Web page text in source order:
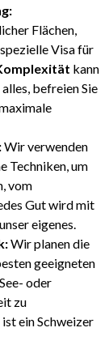
Flächen,
Visa für
kann
befreien Sie
Wir verwenden
Techniken, um
vom
Gut wird mit
eigenes.
Wir planen die
geeigneten
oder
zu
ist ein Schweizer